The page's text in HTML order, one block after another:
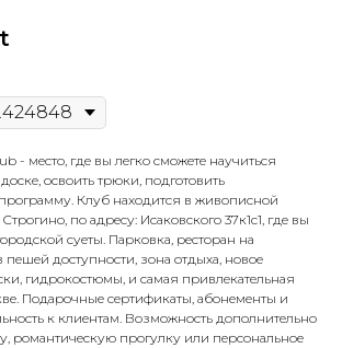
- место, где вы легко сможете научиться
освоить трюки, подготовить
Клуб находится в живописной
по адресу: Исаковского 37к1с1, где вы
суеты. Парковка, ресторан на
доступности, зона отдыха, новое
гидрокостюмы, и самая привлекательная
Подарочные сертификаты, абонементы и
к клиентам. Возможность дополнительно
романтическую прогулку или персональное